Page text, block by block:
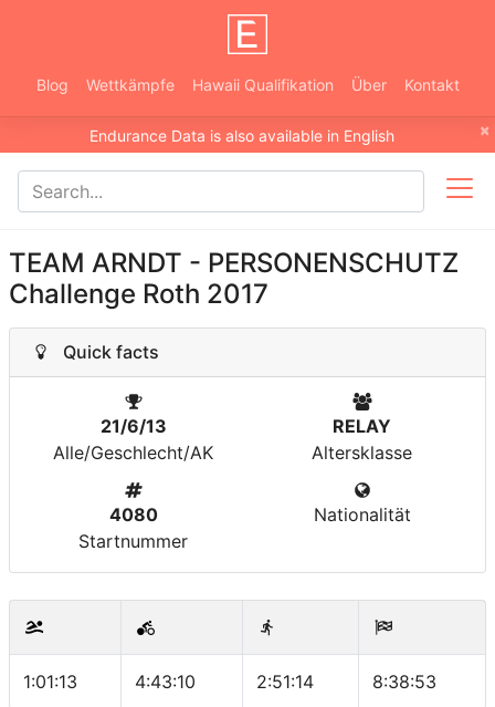
Blog Wettkämpfe Hawaii Qualifikation Über Kontakt
×
Endurance Data is also available in English
TEAM ARNDT - PERSONENSCHUTZ
Challenge Roth 2017
Quick facts
21/6/13
Alle/Geschlecht/AK
RELAY
Altersklasse
4080
Startnummer
Nationalität
1:01:13 4:43:10 2:51:14 8:38:53